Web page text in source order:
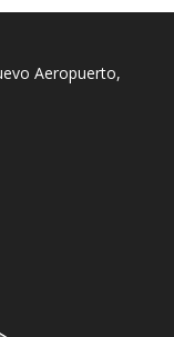
Aeropuerto,